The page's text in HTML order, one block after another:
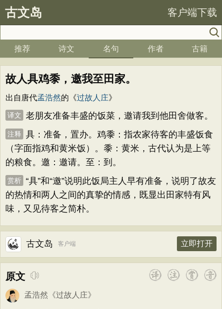
古文岛 客户端下载
推荐 诗文 名句 作者 古籍
故人具鸡黍，邀我至田家。
出自唐代孟浩然的《过故人庄》
译文 老朋友准备丰盛的饭菜，邀请我到他田舍做客。
注释
具：准备，置办。鸡黍：指农家待客的丰盛饭食
（字面指鸡和黄米饭）。黍：黄米，古代认为是上等
的粮食。邀：邀请。至：到。
赏析 “具”和“邀”说明此饭局主人早有准备，说明了故友
的热情和两人之间的真挚的情感，既显出田家特有风
味，又见待客之简朴。
古文岛 客户端 立即打开
原文
孟浩然 《过故人庄》